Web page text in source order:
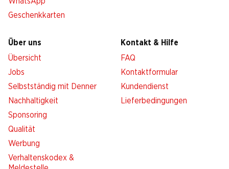
Geschenkkarten
Über uns
Übersicht
Jobs
Selbstständig mit Denner
Nachhaltigkeit
Sponsoring
Qualität
Werbung
Verhaltenskodex &
Kontakt & Hilfe
FAQ
Kontaktformular
Kundendienst
Lieferbedingungen